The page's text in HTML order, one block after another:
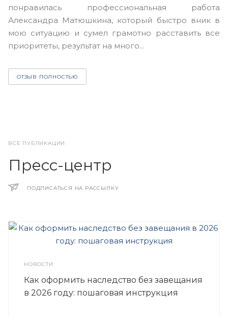
понравилась профессиональная работа
Александра Матюшкина, который быстро вник в
мою ситуацию и сумел грамотно расставить все
приоритеты, результат на много...
ОТЗЫВ ПОЛНОСТЬЮ
ВСЕ ПУБЛИКАЦИИ
Пресс-центр
ПОДПИСАТЬСЯ НА РАССЫЛКУ
НОВОСТИ
Как оформить наследство без завещания
в 2026 году: пошаговая инструкция